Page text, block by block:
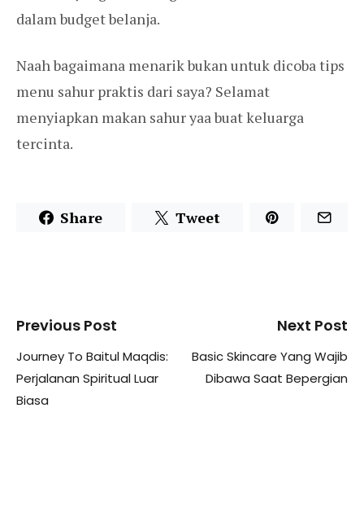
dalam budget belanja.
Naah bagaimana menarik bukan untuk dicoba tips
menu sahur praktis dari saya? Selamat
menyiapkan makan sahur yaa buat keluarga
tercinta.
Share Tweet
Previous Post
Journey To Baitul Maqdis:
Perjalanan Spiritual Luar
Biasa
Next Post
Basic Skincare Yang Wajib
Dibawa Saat Bepergian